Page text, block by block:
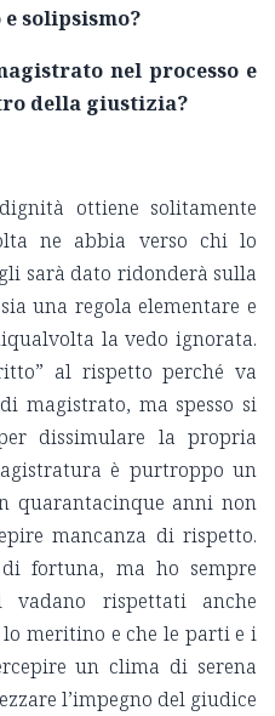
solipsismo?
nel processo e
della giustizia?
ottiene solitamente
ne abbia verso chi lo
sarà dato ridonderà sulla
una regola elementare e
la vedo ignorata.
al rispetto perché va
magistrato, ma spesso si
dissimulare la propria
è purtroppo un
quarantacinque anni non
mancanza di rispetto.
fortuna, ma ho sempre
vadano rispettati anche
lo meritino e che le parti e i
un clima di serena
l’impegno del giudice